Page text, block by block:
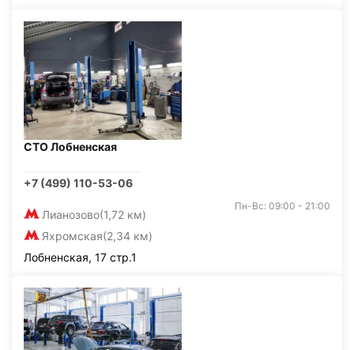
СТО Лобненская
+7 (499) 110-53-06
Лианозово(1,72 км)
Яхромская(2,34 км)
Пн-Вс: 09:00 - 21:00
Лобненская, 17 стр.1